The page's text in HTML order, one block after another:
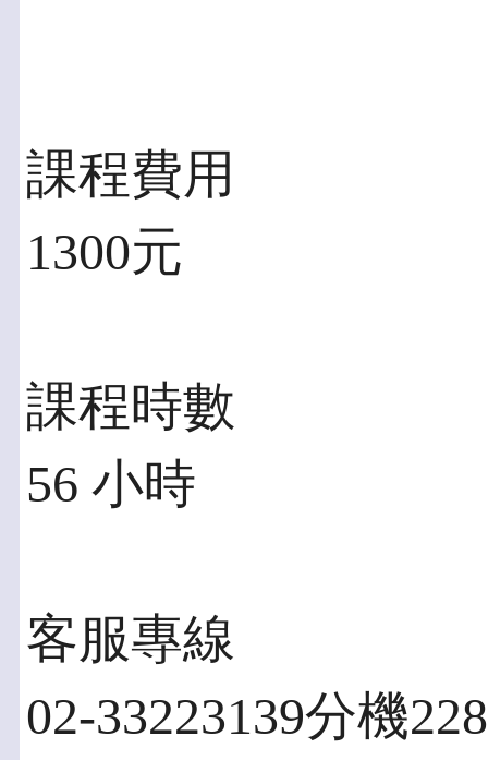
課程費用
1300元
課程時數
56 小時
客服專線
02-33223139分機